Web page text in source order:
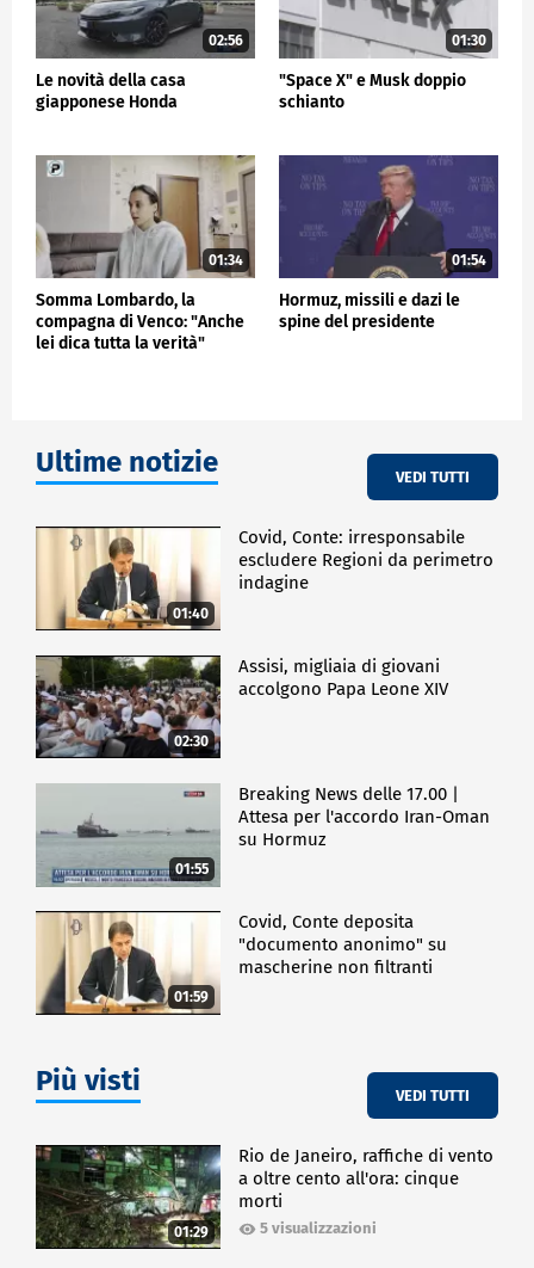
02:56
Le novità della casa
giapponese Honda
01:30
"Space X" e Musk doppio
schianto
01:34
Somma Lombardo, la
compagna di Venco: "Anche
lei dica tutta la verità"
01:54
Hormuz, missili e dazi le
spine del presidente
Ultime notizie VEDI TUTTI
01:40
Covid, Conte: irresponsabile
escludere Regioni da perimetro
indagine
02:30
Assisi, migliaia di giovani
accolgono Papa Leone XIV
01:55
Breaking News delle 17.00 |
Attesa per l'accordo Iran-Oman
su Hormuz
01:59
Covid, Conte deposita
"documento anonimo" su
mascherine non filtranti
Più visti VEDI TUTTI
01:29
Rio de Janeiro, raffiche di vento
a oltre cento all'ora: cinque
morti
5 visualizzazioni